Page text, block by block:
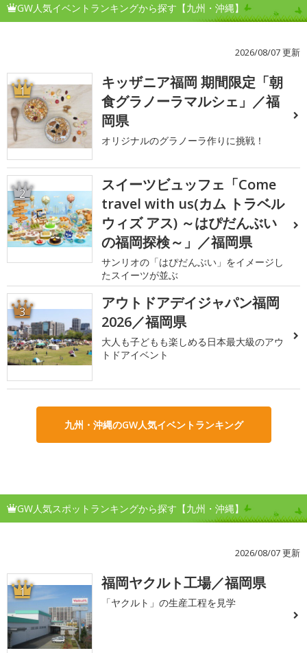
GW人気イベントランキングから探す【九州・沖縄】
2026/08/07 更新
1
キッザニア福岡 期間限定「朝
食グラノーラマルシェ」／福
岡県
オリジナルのグラノーラ作りに挑戦！
2
スイーツビュッフェ「Come
travel with us(カム トラベル
ウィズ アス) ～はぴだんぶい
の福岡探検～」／福岡県
サンリオの「はぴだんぶい」をイメージし
たスイーツが並ぶ
3
アウトドアデイジャパン福岡
2026／福岡県
大人も子どもも楽しめる日本最大級のアウ
トドアイベント
九州・沖縄のGW人気イベントランキング
GW人気スポットランキングから探す【九州・沖縄】
2026/08/07 更新
1 福岡ヤクルト工場／福岡県
「ヤクルト」の生産工程を見学